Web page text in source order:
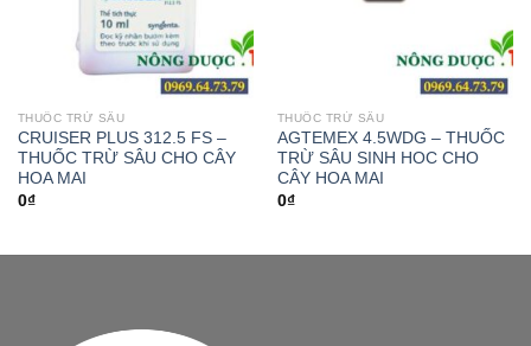
THUỐC TRỪ SÂU
CRUISER PLUS 312.5 FS –
THUỐC TRỪ SÂU CHO CÂY
HOA MAI
0₫
THUỐC TRỪ SÂU
AGTEMEX 4.5WDG – THUỐC
TRỪ SÂU SINH HOC CHO
CÂY HOA MAI
0₫